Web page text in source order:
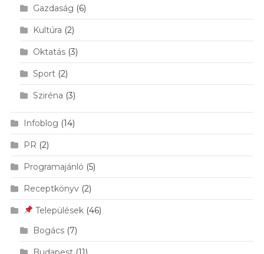
Gazdaság (6)
Kultúra (2)
Oktatás(3)
Sport(2)
Sziréna (3)
Infoblog (14)
PR (2)
Programajánló (5)
Receptkönyv(2)
Települések(46)
Bogács(7)